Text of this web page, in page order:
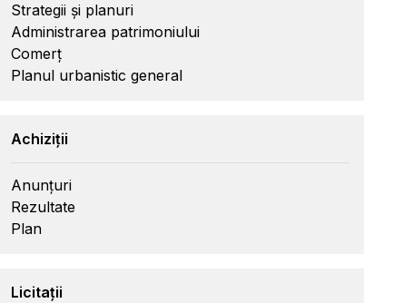
Strategii și planuri
Administrarea patrimoniului
Comerț
Planul urbanistic general
Achiziții
Anunțuri
Rezultate
Plan
Licitații